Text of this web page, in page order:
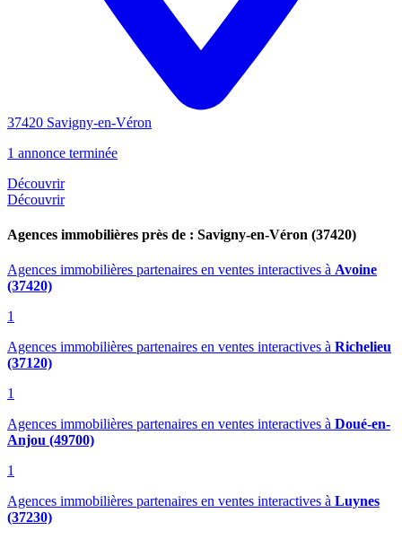
37420 Savigny-en-Véron
1 annonce terminée
Découvrir
Découvrir
Agences immobilières près de : Savigny-en-Véron (37420)
Agences immobilières partenaires en ventes interactives à Avoine
(37420)
1
Agences immobilières partenaires en ventes interactives à Richelieu
(37120)
1
Agences immobilières partenaires en ventes interactives à Doué-en-
Anjou (49700)
1
Agences immobilières partenaires en ventes interactives à Luynes
(37230)